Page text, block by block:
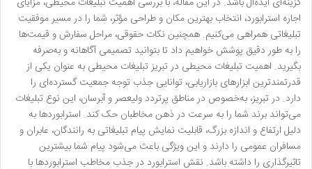
اجاره استرابورد، انتخاب بهترین مکان و طراحی مؤثر، شما را در مسیر موفقیت
تبلیغاتی همراهی می‌کنیم. همچنین نکات حقوقی، مراحل سفارش و قیمت‌ها
را به طور دقیق پوشش خواهیم داد تا بتوانید تصمیمی آگاهانه و به‌صرفه
بگیرید. اهمیت تبلیغات محیطی در تبریز تبلیغات محیطی به عنوان یکی از
قدرتمندترین ابزارهای بازاریابی، توانایی جذب توجه جمعیت گسترده‌ای را
دارد. در تبریز، به‌خصوص در مناطق پرتردد ولیعصر و آبرسان، این نوع تبلیغات
می‌تواند برند شما را به سرعت در ذهن مخاطبان حک کند. استرابوردها به
دلیل ارتفاع و اندازه بزرگ، قابلیت نمایش پیام تبلیغاتی به رانندگان، عابران و
مسافران عمومی را دارند و این ویژگی باعث می‌شود پیام شما بیشترین
تاثیرگذاری را داشته باشد. نقش استرابورد در جذب مخاطب استرابوردها با